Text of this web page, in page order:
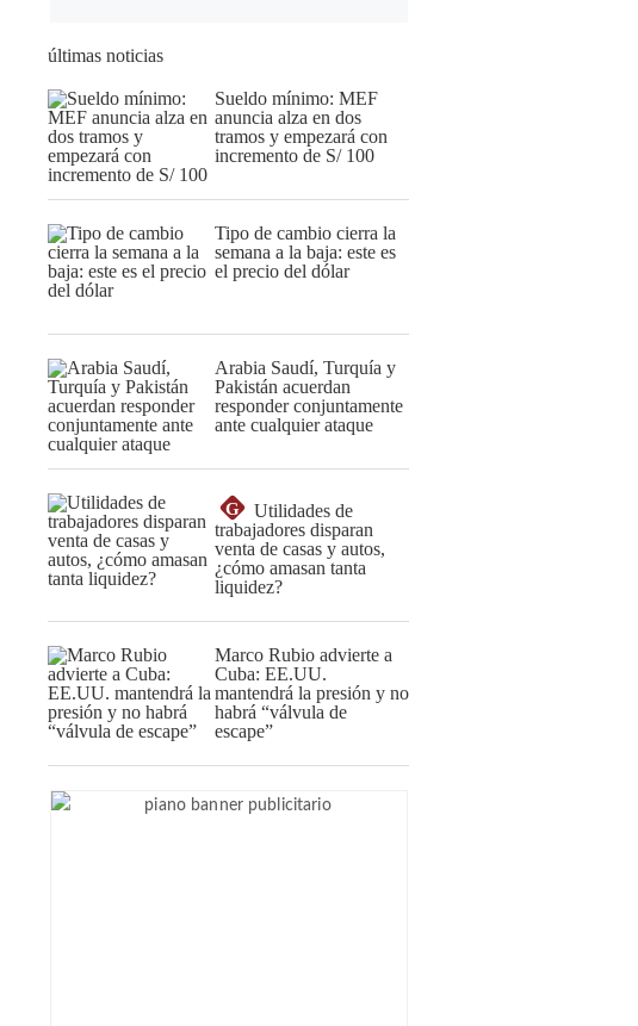
últimas noticias
Sueldo mínimo: MEF
anuncia alza en dos
tramos y empezará con
incremento de S/ 100
Tipo de cambio cierra la
semana a la baja: este es
el precio del dólar
Arabia Saudí, Turquía y
Pakistán acuerdan
responder conjuntamente
ante cualquier ataque
G
Utilidades de
trabajadores disparan
venta de casas y autos,
¿cómo amasan tanta
liquidez?
Marco Rubio advierte a
Cuba: EE.UU.
mantendrá la presión y no
habrá “válvula de
escape”